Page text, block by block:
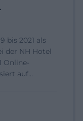
bis 2021 als
der NH Hotel
Online-
auf